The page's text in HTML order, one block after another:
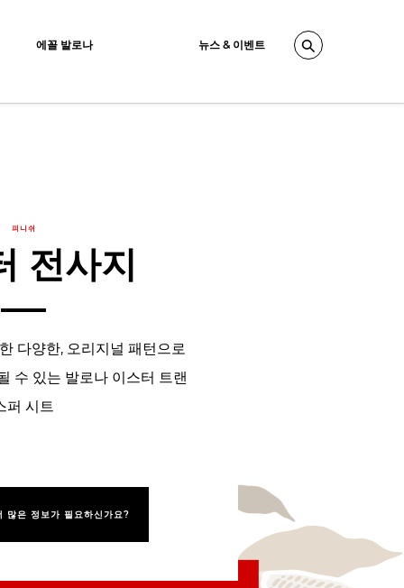
Search
에꼴 발로나 뉴스 & 이벤트
피니쉬
전사지
다양한, 오리지널 패턴으로
수 있는 발로나 이스터 트랜
퍼 시트
많은 정보가 필요하신가요?